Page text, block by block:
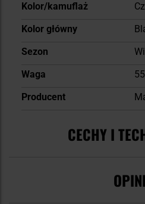
Kolor/kamuflaż
Kolor główny
Sezon
Waga
Producent
CECHY I